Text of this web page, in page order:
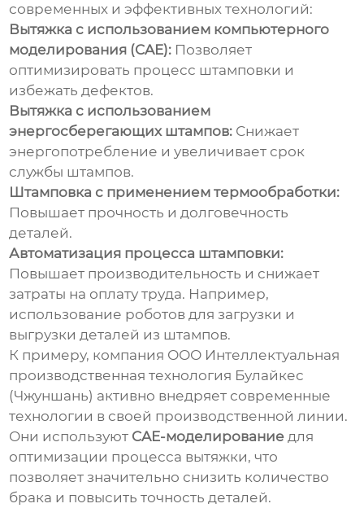
современных и эффективных технологий:
Вытяжка с использованием компьютерного
моделирования (CAE): Позволяет
оптимизировать процесс штамповки и
избежать дефектов.
Вытяжка с использованием
энергосберегающих штампов: Снижает
энергопотребление и увеличивает срок
службы штампов.
Штамповка с применением термообработки:
Повышает прочность и долговечность
деталей.
Автоматизация процесса штамповки:
Повышает производительность и снижает
затраты на оплату труда. Например,
использование роботов для загрузки и
выгрузки деталей из штампов.
К примеру, компания ООО Интеллектуальная
производственная технология Булайкес
(Чжуншань) активно внедряет современные
технологии в своей производственной линии.
Они используют CAE-моделирование для
оптимизации процесса вытяжки, что
позволяет значительно снизить количество
брака и повысить точность деталей.